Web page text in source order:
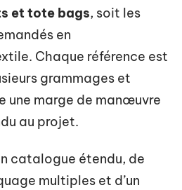
et tote bags, soit les
en
Chaque référence est
grammages et
une marge de manœuvre
au projet.
catalogue étendu, de
multiples et d’un